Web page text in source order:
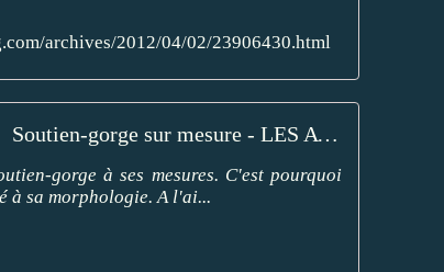
archives/2012/04/02/23906430.html
Soutien-gorge sur mesure - LES ATELIERS DE CLARAINES
gorge à ses mesures. C'est pourquoi
à sa morphologie. A l'ai...